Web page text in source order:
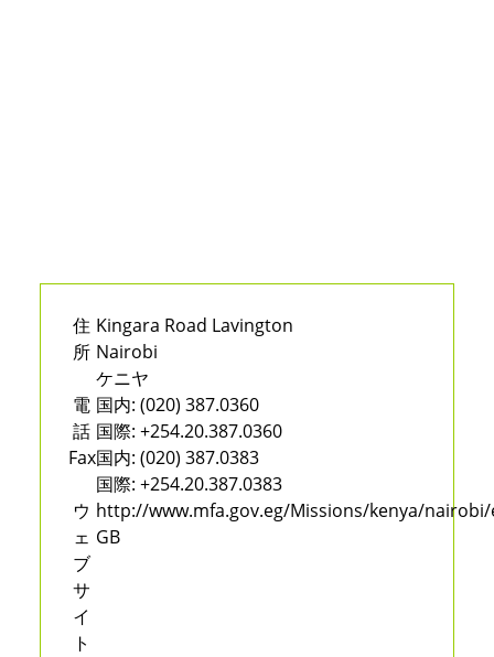
住
所
Kingara Road Lavington
Nairobi
ケニヤ
電
話
国内: (020) 387.0360
国際: +254.20.387.0360
Fax国内: (020) 387.0383
国際: +254.20.387.0383
ウ
ェ
ブ
サ
イ
ト
http://www.mfa.gov.eg/Missions/kenya/
GB